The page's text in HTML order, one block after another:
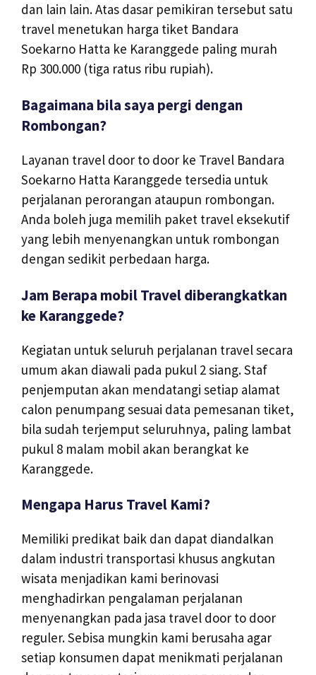
dan lain lain. Atas dasar pemikiran tersebut satu
travel menetukan harga tiket Bandara
Soekarno Hatta ke Karanggede paling murah
Rp 300.000 (tiga ratus ribu rupiah).
Bagaimana bila saya pergi dengan
Rombongan?
Layanan travel door to door ke Travel Bandara
Soekarno Hatta Karanggede tersedia untuk
perjalanan perorangan ataupun rombongan.
Anda boleh juga memilih paket travel eksekutif
yang lebih menyenangkan untuk rombongan
dengan sedikit perbedaan harga.
Jam Berapa mobil Travel diberangkatkan
ke Karanggede?
Kegiatan untuk seluruh perjalanan travel secara
umum akan diawali pada pukul 2 siang. Staf
penjemputan akan mendatangi setiap alamat
calon penumpang sesuai data pemesanan tiket,
bila sudah terjemput seluruhnya, paling lambat
pukul 8 malam mobil akan berangkat ke
Karanggede.
Mengapa Harus Travel Kami?
Memiliki predikat baik dan dapat diandalkan
dalam industri transportasi khusus angkutan
wisata menjadikan kami berinovasi
menghadirkan pengalaman perjalanan
menyenangkan pada jasa travel door to door
reguler. Sebisa mungkin kami berusaha agar
setiap konsumen dapat menikmati perjalanan